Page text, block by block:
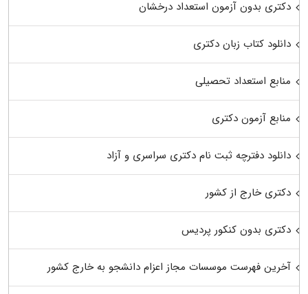
دکتری بدون آزمون استعداد درخشان
دانلود کتاب زبان دکتری
منابع استعداد تحصیلی
منابع آزمون دکتری
دانلود دفترچه ثبت نام دکتری سراسری و آزاد
دکتری خارج از کشور
دکتری بدون کنکور پردیس
آخرین فهرست موسسات مجاز اعزام دانشجو به خارج کشور